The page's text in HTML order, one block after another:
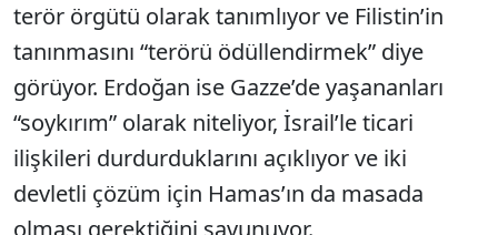
terör örgütü olarak tanımlıyor ve Filistin’in
tanınmasını “terörü ödüllendirmek” diye
görüyor. Erdoğan ise Gazze’de yaşananları
“soykırım” olarak niteliyor, İsrail’le ticari
ilişkileri durdurduklarını açıklıyor ve iki
devletli çözüm için Hamas’ın da masada
olması gerektiğini savunuyor.